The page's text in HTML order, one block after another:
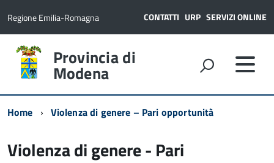
Regione Emilia-Romagna CONTATTI URP SERVIZI ONLINE
Provincia di
Modena
Home Violenza di genere – Pari opportunità
Violenza di genere - Pari